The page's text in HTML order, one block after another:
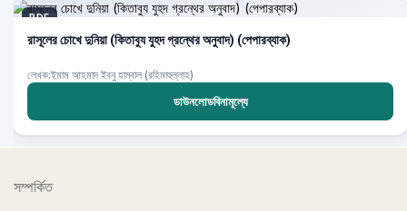
PDF
রাসূলের চোখে দুনিয়া (কিতাবুয যুহদ গ্রন্থের অনুবাদ) (পেপারব্যাক)
লেখক:ইমাম আহমাদ ইবনু হাম্বাল (রহিমাহুল্লাহ)
ডাউনলোডবিনামূল্যে
সম্পর্কিত